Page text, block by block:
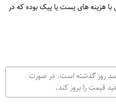
با هزینه های پست یا پیک بوده که در
صد روز گذشته است. در صورت
قیمت را بروز کند.